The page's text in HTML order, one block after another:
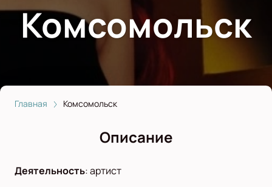
Комсомольск
Главная Комсомольск
Описание
Деятельность:артист